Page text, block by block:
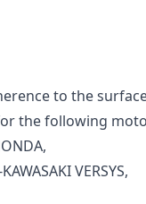
to the
the following
VERSYS,